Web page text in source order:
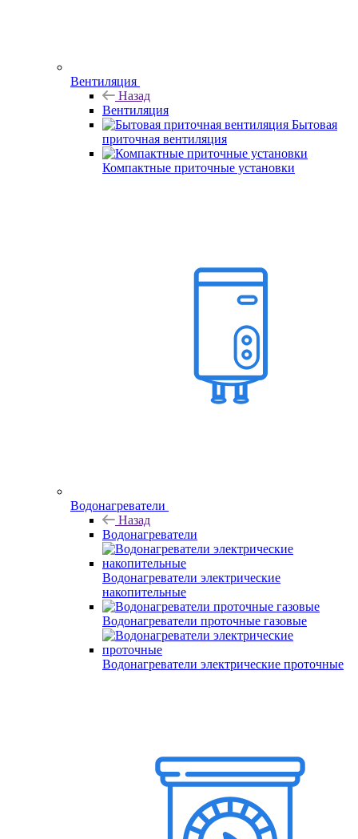
Вентиляция
Назад
Вентиляция
Бытовая
приточная вентиляция
Компактные приточные установки
Водонагреватели
Назад
Водонагреватели
Водонагреватели электрические
накопительные
Водонагреватели проточные газовые
Водонагреватели электрические проточные